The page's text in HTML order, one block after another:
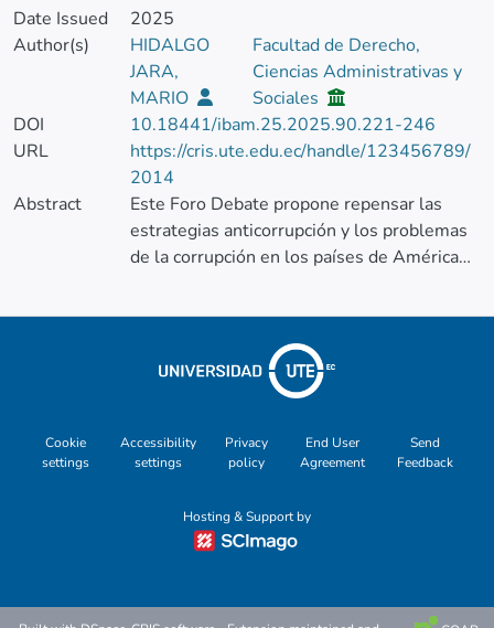
Date Issued
2025
Author(s)
HIDALGO
JARA,
MARIO
Facultad de Derecho,
Ciencias Administrativas y
Sociales
DOI
10.18441/ibam.25.2025.90.221-246
URL
https://cris.ute.edu.ec/handle/123456789/
2014
Abstract
Este Foro Debate propone repensar las
estrategias anticorrupción y los problemas
de la corrupción en los países de América
reflexiones desde una mirada comparada en
estructuras informales y los mecanismos
institucionales como reproductores de
lo particular, esta colaboración busca
integrar temas emergentes como la
y el vínculo entre la corrupción y el crimen
organizado, con temáticas tradicionales
fiscalizadoras, el principio de buena
Cookie
settings
Accessibility
settings
Privacy
policy
End User
Agreement
Send
Feedback
Hosting & Support by